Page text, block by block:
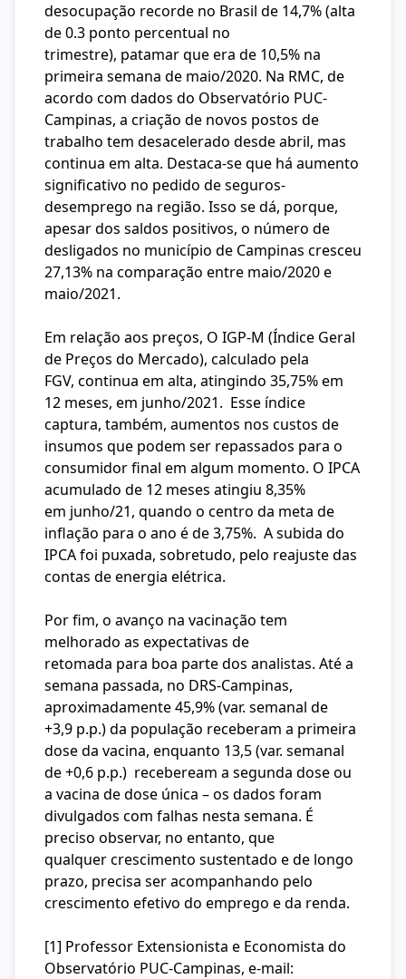
desocupação recorde no Brasil de 14,7% (alta
de 0.3 ponto percentual no
trimestre), patamar que era de 10,5% na
primeira semana de maio/2020. Na RMC, de
acordo com dados do Observatório PUC-
Campinas, a criação de novos postos de
trabalho tem desacelerado desde abril, mas
continua em alta. Destaca-se que há aumento
significativo no pedido de seguros-
desemprego na região. Isso se dá, porque,
apesar dos saldos positivos, o número de
desligados no município de Campinas cresceu
27,13% na comparação entre maio/2020 e
maio/2021.
Em relação aos preços, O IGP-M (Índice Geral
de Preços do Mercado), calculado pela
FGV, continua em alta, atingindo 35,75% em
12 meses, em junho/2021. Esse índice
captura, também, aumentos nos custos de
insumos que podem ser repassados para o
consumidor final em algum momento. O IPCA
acumulado de 12 meses atingiu 8,35%
em junho/21, quando o centro da meta de
inflação para o ano é de 3,75%. A subida do
IPCA foi puxada, sobretudo, pelo reajuste das
contas de energia elétrica.
Por fim, o avanço na vacinação tem
melhorado as expectativas de
retomada para boa parte dos analistas. Até a
semana passada, no DRS-Campinas,
aproximadamente 45,9% (var. semanal de
+3,9 p.p.) da população receberam a primeira
dose da vacina, enquanto 13,5 (var. semanal
de +0,6 p.p.) recebeream a segunda dose ou
a vacina de dose única – os dados foram
divulgados com falhas nesta semana. É
preciso observar, no entanto, que
qualquer crescimento sustentado e de longo
prazo, precisa ser acompanhando pelo
crescimento efetivo do emprego e da renda.
[1] Professor Extensionista e Economista do
Observatório PUC-Campinas, e-mail: